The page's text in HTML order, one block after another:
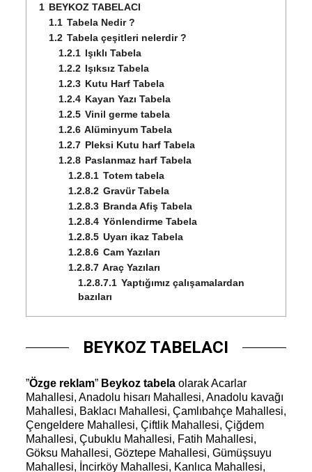
1 BEYKOZ TABELACI
1.1 Tabela Nedir ?
1.2 Tabela çeşitleri nelerdir ?
1.2.1 Işıklı Tabela
1.2.2 Işıksız Tabela
1.2.3 Kutu Harf Tabela
1.2.4 Kayan Yazı Tabela
1.2.5 Vinil germe tabela
1.2.6 Alüminyum Tabela
1.2.7 Pleksi Kutu harf Tabela
1.2.8 Paslanmaz harf Tabela
1.2.8.1 Totem tabela
1.2.8.2 Gravür Tabela
1.2.8.3 Branda Afiş Tabela
1.2.8.4 Yönlendirme Tabela
1.2.8.5 Uyarı ikaz Tabela
1.2.8.6 Cam Yazıları
1.2.8.7 Araç Yazıları
1.2.8.7.1 Yaptığımız çalışamalardan
bazıları
BEYKOZ TABELACI
”Özge reklam”Beykoz tabelaolarak Acarlar
Mahallesi, Anadolu hisarı Mahallesi, Anadolu kavağı
Mahallesi, Baklacı Mahallesi, Çamlıbahçe Mahallesi,
Çengeldere Mahallesi, Çiftlik Mahallesi, Çiğdem
Mahallesi, Çubuklu Mahallesi, Fatih Mahallesi,
Göksu Mahallesi, Göztepe Mahallesi, Gümüşsuyu
Mahallesi, İncirköy Mahallesi, Kanlıca Mahallesi,